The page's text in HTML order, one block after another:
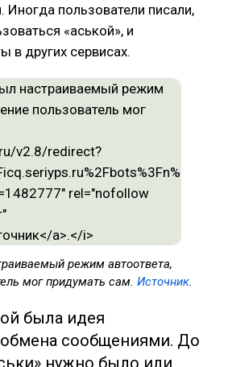
Иногда пользователи писали,
«аськой», и
в других сервисах.
режим автоответа,
мог придумать сам. Источник
была идея
сообщениями. До
нужно было или